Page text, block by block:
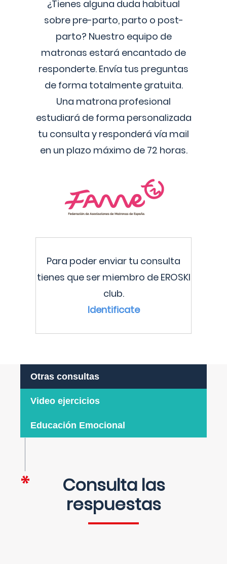
¿Tienes alguna duda habitual
sobre pre-parto, parto o post-
parto? Nuestro equipo de
matronas estará encantado de
responderte. Envía tus preguntas
de forma totalmente gratuita.
Una matrona profesional
estudiará de forma personalizada
tu consulta y responderá vía mail
en un plazo máximo de 72 horas.
Para poder enviar tu consulta
tienes que ser miembro de EROSKI
club.
Identificate
Otras consultas
Video ejercicios
Educación Emocional
Consulta las
respuestas